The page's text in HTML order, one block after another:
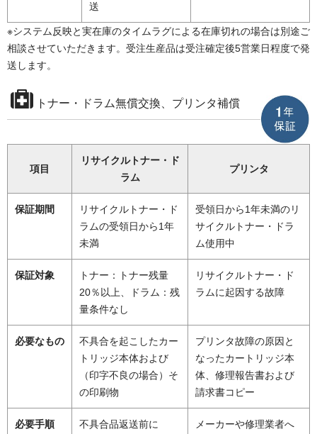
送
※システム反映と実在庫のタイムラグによる在庫切れの場合は別途ご
相談させていただきます。受注生産品は受注確定後5営業日程度で発
送します。
トナー・ドラム無償交換、プリンタ補償
項目
リサイクルトナー・ド
ラム
プリンタ
保証期間
リサイクルトナー・ド
ラムの受領日から1年
未満
受領日から1年未満のリ
サイクルトナー・ドラ
ム使用中
保証対象
トナー：トナー残量
20％以上、ドラム：残
量条件なし
リサイクルトナー・ド
ラムに起因する故障
必要なもの
不具合を起こしたカー
トリッジ本体および
（印字不良の場合）そ
の印刷物
プリンタ故障の原因と
なったカートリッジ本
体、修理報告書および
請求書コピー
必要手順
不具合品返送前に
メーカーや修理業者へ